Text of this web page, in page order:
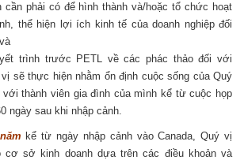
cần phải có để hình thành và/hoặc tổ chức hoạt
thể hiện lợi ích kinh tế của doanh nghiệp đối
trình trước PETL về các phác thảo đối với
sẽ thực hiện nhằm ổn định cuộc sống của Quý
thành viên gia đình của mình kể từ cuộc họp
ngày sau khi nhập cảnh.
kể từ ngày nhập cảnh vào Canada, Quý vị
cơ sở kinh doanh dựa trên các điều khoản và